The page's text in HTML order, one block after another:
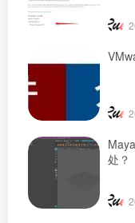
处？